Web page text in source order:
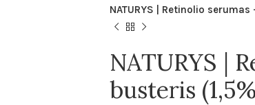
NATURYS | Retinolio
NATURYS |
busteris